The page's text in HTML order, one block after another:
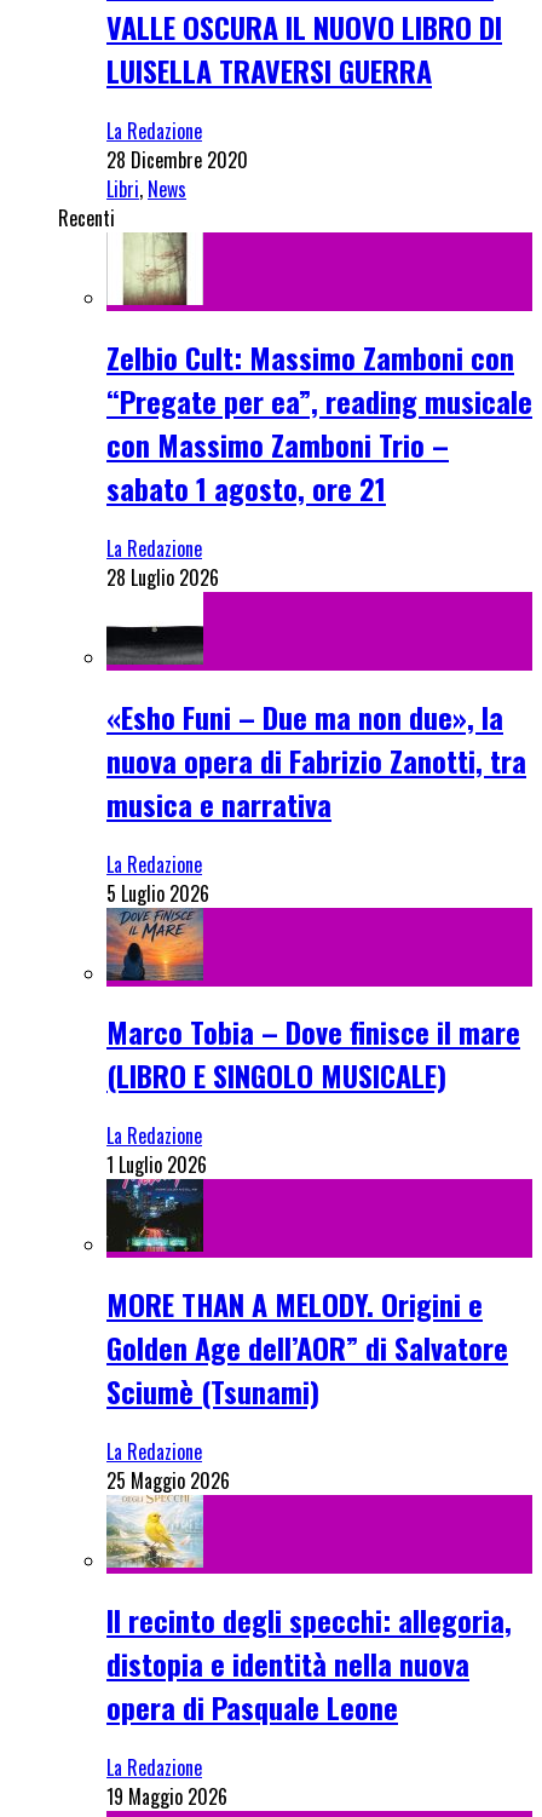
VALLE OSCURA IL NUOVO LIBRO DI
LUISELLA TRAVERSI GUERRA
La Redazione
28 Dicembre 2020
Libri, News
Recenti
Zelbio Cult: Massimo Zamboni con
“Pregate per ea”, reading musicale
con Massimo Zamboni Trio –
sabato 1 agosto, ore 21
La Redazione
28 Luglio 2026
«Esho Funi – Due ma non due», la
nuova opera di Fabrizio Zanotti, tra
musica e narrativa
La Redazione
5 Luglio 2026
Marco Tobia – Dove finisce il mare
(LIBRO E SINGOLO MUSICALE)
La Redazione
1 Luglio 2026
MORE THAN A MELODY. Origini e
Golden Age dell’AOR” di Salvatore
Sciumè (Tsunami)
La Redazione
25 Maggio 2026
Il recinto degli specchi: allegoria,
distopia e identità nella nuova
opera di Pasquale Leone
La Redazione
19 Maggio 2026